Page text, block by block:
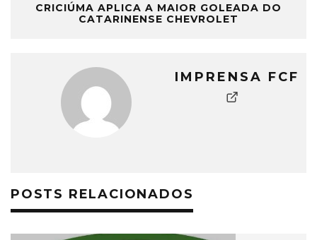
CRICIÚMA APLICA A MAIOR GOLEADA DO
CATARINENSE CHEVROLET
IMPRENSA FCF
POSTS RELACIONADOS